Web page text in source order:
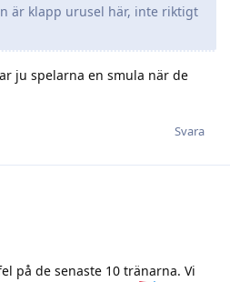
är klapp urusel här, inte riktigt
ju spelarna en smula när de
Svara
på de senaste 10 tränarna. Vi